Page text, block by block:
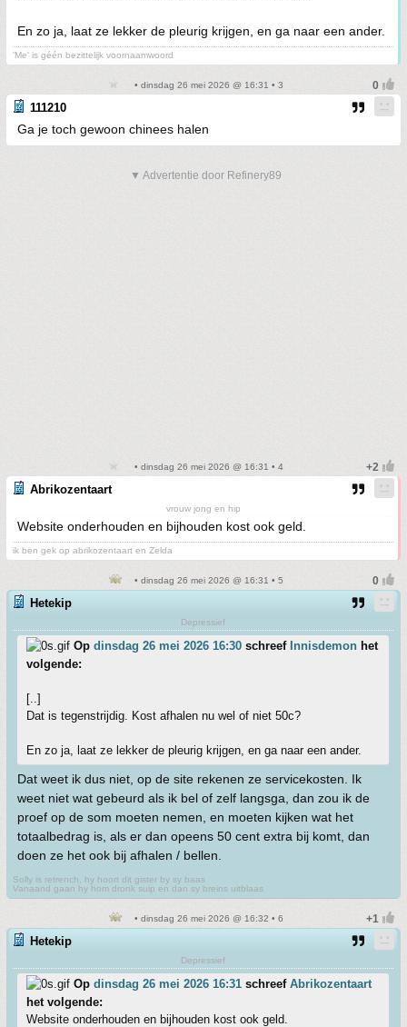
En zo ja, laat ze lekker de pleurig krijgen, en ga naar een ander.
'Me' is géén bezittelijk voornaamwoord
• dinsdag 26 mei 2026 @ 16:31 • 3
111210
Ga je toch gewoon chinees halen
▼ Advertentie door Refinery89
• dinsdag 26 mei 2026 @ 16:31 • 4
Abrikozentaart
vrouw jong en hip
Website onderhouden en bijhouden kost ook geld.
ik ben gek op abrikozentaart en Zelda
• dinsdag 26 mei 2026 @ 16:31 • 5
Hetekip
Depressief
Op dinsdag 26 mei 2026 16:30 schreef Innisdemon het
volgende:
[..]
Dat is tegenstrijdig. Kost afhalen nu wel of niet 50c?
En zo ja, laat ze lekker de pleurig krijgen, en ga naar een ander.
Dat weet ik dus niet, op de site rekenen ze servicekosten. Ik
weet niet wat gebeurd als ik bel of zelf langsga, dan zou ik de
proef op de som moeten nemen, en moeten kijken wat het
totaalbedrag is, als er dan opeens 50 cent extra bij komt, dan
doen ze het ook bij afhalen / bellen.
Solly is retrench, hy hoort dit gister by sy baas
Vanaand gaan hy hom dronk suip en dan sy breins uitblaas
• dinsdag 26 mei 2026 @ 16:32 • 6
Hetekip
Depressief
Op dinsdag 26 mei 2026 16:31 schreef Abrikozentaart
het volgende:
Website onderhouden en bijhouden kost ook geld.